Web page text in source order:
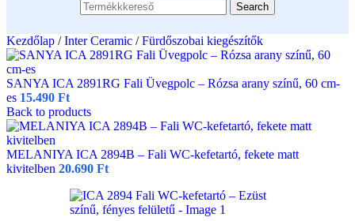
Search
Kezdőlap / Inter Ceramic / Fürdőszobai kiegészítők
SANYA ICA 2891RG Fali Üvegpolc – Rózsa arany színű, 60 cm-
es 15.490 Ft
Back to products
MELANIYA ICA 2894B – Fali WC-kefetartó, fekete matt
kivitelben 20.690 Ft